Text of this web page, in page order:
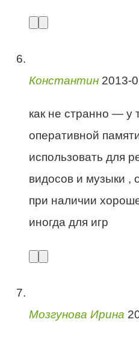
Константин 2013-
как не странно — у
оперативной
использовать для
видосов и музыки ,
при наличии
иногда для игр
Мозгунова Ирина